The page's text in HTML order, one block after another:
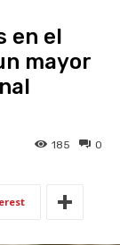
en el
mayor
0
185